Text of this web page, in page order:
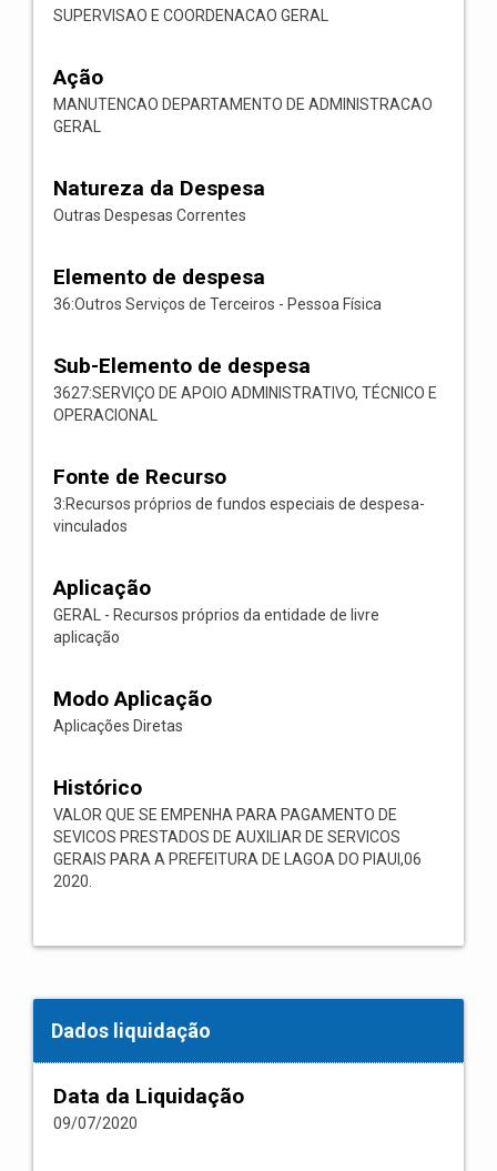
SUPERVISAO E COORDENACAO GERAL
Ação
MANUTENCAO DEPARTAMENTO DE ADMINISTRACAO
GERAL
Natureza da Despesa
Outras Despesas Correntes
Elemento de despesa
36:Outros Serviços de Terceiros - Pessoa Física
Sub-Elemento de despesa
3627:SERVIÇO DE APOIO ADMINISTRATIVO, TÉCNICO E
OPERACIONAL
Fonte de Recurso
3:Recursos próprios de fundos especiais de despesa-
vinculados
Aplicação
GERAL - Recursos próprios da entidade de livre
aplicação
Modo Aplicação
Aplicações Diretas
Histórico
VALOR QUE SE EMPENHA PARA PAGAMENTO DE
SEVICOS PRESTADOS DE AUXILIAR DE SERVICOS
GERAIS PARA A PREFEITURA DE LAGOA DO PIAUI,06
2020.
Dados liquidação
Data da Liquidação
09/07/2020